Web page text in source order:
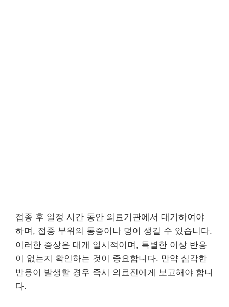
접종 후 일정 시간 동안 의료기관에서 대기하여야
하며, 접종 부위의 통증이나 멍이 생길 수 있습니다.
이러한 증상은 대개 일시적이며, 특별한 이상 반응
이 없는지 확인하는 것이 중요합니다. 만약 심각한
반응이 발생할 경우 즉시 의료진에게 보고해야 합니
다.